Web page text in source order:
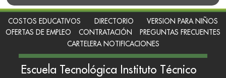
COSTOS EDUCATIVOS DIRECTORIO
VERSION PARA NIÑOS
OFERTAS DE EMPLEO
CONTRATACIÓN
PREGUNTAS FRECUENTES
CARTELERA NOTIFICACIONES
Escuela Tecnológica Instituto Técnico